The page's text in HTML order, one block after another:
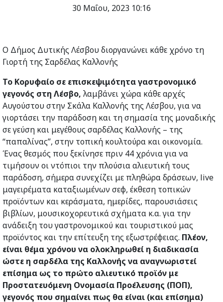
30 Μαΐου, 2023 10:16
Ο Δήμος Δυτικής Λέσβου διοργανώνει κάθε χρόνο τη
Γιορτή της Σαρδέλας Καλλονής
Το Κορυφαίο σε επισκεψιμότητα γαστρονομικό
γεγονός στη Λέσβο, λαμβάνει χώρα κάθε αρχές
Αυγούστου στην Σκάλα Καλλονής της Λέσβου, για να
γιορτάσει την παράδοση και τη σημασία της μοναδικής
σε γεύση και μεγέθους σαρδέλας Καλλονής – της
“παπαλίνας”, στην τοπική κουλτούρα και οικονομία.
Ένας θεσμός που ξεκίνησε πριν 44 χρόνια για να
τιμήσουν οι ντόπιοι την πλούσια αλιευτική τους
παράδοση, σήμερα συνεχίζει με πληθώρα δράσεων, live
μαγειρέματα καταξιωμένων σεφ, έκθεση τοπικών
προϊόντων και κεράσματα, ημερίδες, παρουσιάσεις
βιβλίων, μουσικοχορευτικά σχήματα κ.α. για την
ανάδειξη του γαστρονομικού και τουριστικού μας
προϊόντος και την επίτευξη της εξωστρέφειας. Πλέον,
είναι θέμα χρόνου να ολοκληρωθεί η διαδικασία
ώστε η σαρδέλα της Καλλονής να αναγνωριστεί
επίσημα ως το πρώτο αλιευτικό προϊόν με
Προστατευόμενη Ονομασία Προέλευσης (ΠΟΠ),
γεγονός που σημαίνει πως θα είναι (και επίσημα)